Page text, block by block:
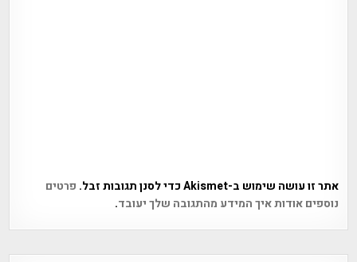
אתר זו עושה שימוש ב-Akismet כדי לסנן תגובות זבל.
פרטים
נוספים אודות איך המידע מהתגובה שלך יעובד.